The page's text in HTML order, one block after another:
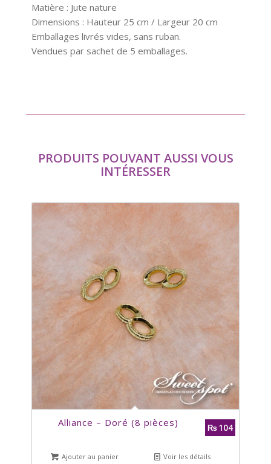
Matière : Jute nature
Dimensions : Hauteur 25 cm / Largeur 20 cm
Emballages livrés vides, sans ruban.
Vendues par sachet de 5 emballages.
PRODUITS POUVANT AUSSI VOUS
INTÉRESSER
Alliance – Doré (8 pièces) ₨104
Ajouter au panier Voir les détails